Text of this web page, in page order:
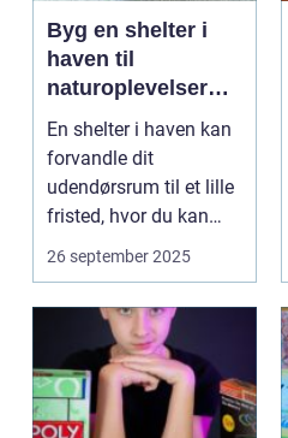
Byg en shelter i
haven til
naturoplevelser
hjemme
En shelter i haven kan
forvandle dit
udendørsrum til et lille
fristed, hvor du kan
nyde natur...
26 september 2025